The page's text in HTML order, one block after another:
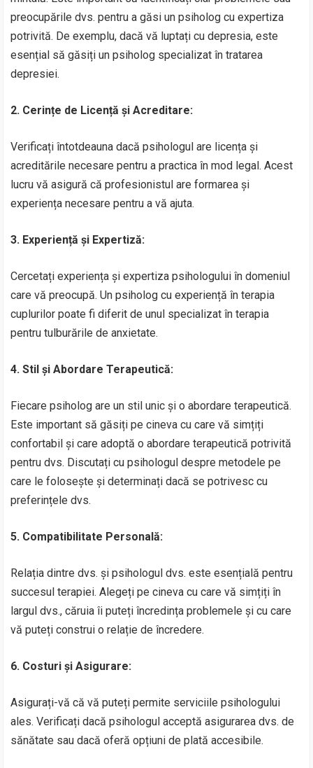
preocupările dvs. pentru a găsi un psiholog cu expertiza
potrivită. De exemplu, dacă vă luptați cu depresia, este
esențial să găsiți un psiholog specializat în tratarea
depresiei.
2. Cerințe de Licență și Acreditare:
Verificați întotdeauna dacă psihologul are licența și
acreditările necesare pentru a practica în mod legal. Acest
lucru vă asigură că profesionistul are formarea și
experiența necesare pentru a vă ajuta.
3. Experiență și Expertiză:
Cercetați experiența și expertiza psihologului în domeniul
care vă preocupă. Un psiholog cu experiență în terapia
cuplurilor poate fi diferit de unul specializat în terapia
pentru tulburările de anxietate.
4. Stil și Abordare Terapeutică:
Fiecare psiholog are un stil unic și o abordare terapeutică.
Este important să găsiți pe cineva cu care vă simțiți
confortabil și care adoptă o abordare terapeutică potrivită
pentru dvs. Discutați cu psihologul despre metodele pe
care le folosește și determinați dacă se potrivesc cu
preferințele dvs.
5. Compatibilitate Personală:
Relația dintre dvs. și psihologul dvs. este esențială pentru
succesul terapiei. Alegeți pe cineva cu care vă simțiți în
largul dvs., căruia îi puteți încredința problemele și cu care
vă puteți construi o relație de încredere.
6. Costuri și Asigurare:
Asigurați-vă că vă puteți permite serviciile psihologului
ales. Verificați dacă psihologul acceptă asigurarea dvs. de
sănătate sau dacă oferă opțiuni de plată accesibile.